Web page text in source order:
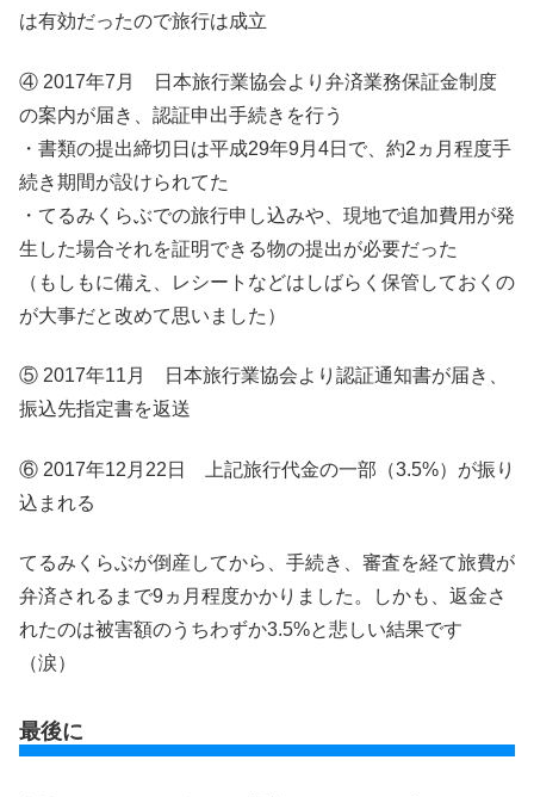
は有効だったので旅行は成立
④ 2017年7月 日本旅行業協会より弁済業務保証金制度
の案内が届き、認証申出手続きを行う
・書類の提出締切日は平成29年9月4日で、約2ヵ月程度手
続き期間が設けられてた
・てるみくらぶでの旅行申し込みや、現地で追加費用が発
生した場合それを証明できる物の提出が必要だった
（もしもに備え、レシートなどはしばらく保管しておくの
が大事だと改めて思いました）
⑤ 2017年11月 日本旅行業協会より認証通知書が届き、
振込先指定書を返送
⑥ 2017年12月22日 上記旅行代金の一部（3.5%）が振り
込まれる
てるみくらぶが倒産してから、手続き、審査を経て旅費が
弁済されるまで9ヵ月程度かかりました。しかも、返金さ
れたのは被害額のうちわずか3.5%と悲しい結果です
（涙）
最後に